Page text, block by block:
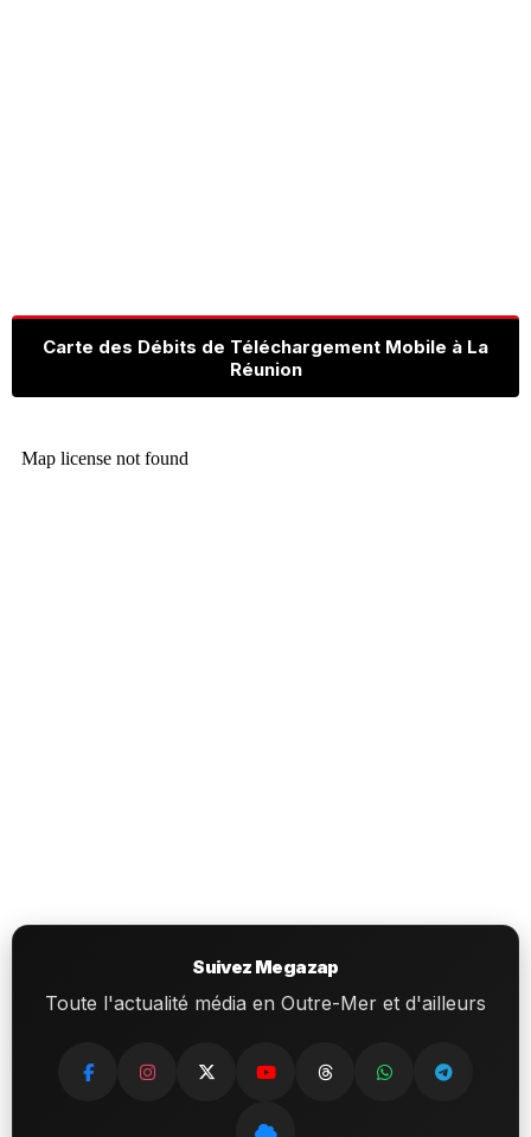
Carte des Débits de Téléchargement Mobile à La
Réunion
Suivez Megazap
Toute l'actualité média en Outre-Mer et d'ailleurs